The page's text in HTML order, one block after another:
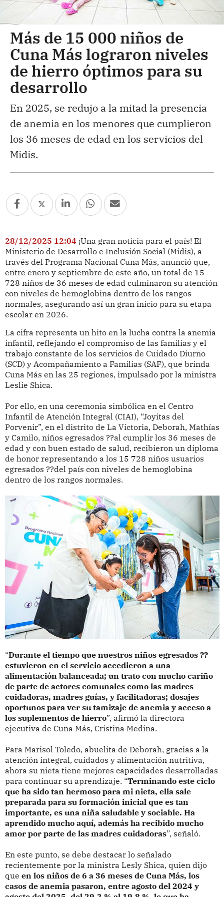
Más de 15 000 niños de
Cuna Más lograron niveles
de hierro óptimos para su
desarrollo
En 2025, se redujo a la mitad la presencia
de anemia en los menores que cumplieron
los 36 meses de edad en los servicios del
Midis.
28/12/2025 12:04 ¡Una gran noticia para el país! El
Ministerio de Desarrollo e Inclusión Social (Midis), a
través del Programa Nacional Cuna Más, anunció que,
entre enero y septiembre de este año, un total de 15
728 niños de 36 meses de edad culminaron su atención
con niveles de hemoglobina dentro de los rangos
normales, asegurando así un gran inicio para su etapa
escolar en 2026.
La cifra representa un hito en la lucha contra la anemia
infantil, reflejando el compromiso de las familias y el
trabajo constante de los servicios de Cuidado Diurno
(SCD) y Acompañamiento a Familias (SAF), que brinda
Cuna Más en las 25 regiones, impulsado por la ministra
Leslie Shica.
Por ello, en una ceremonia simbólica en el Centro
Infantil de Atención Integral (CIAI), “Joyitas del
Porvenir”, en el distrito de La Victoria, Deborah, Mathías
y Camilo, niños egresados ??al cumplir los 36 meses de
edad y con buen estado de salud, recibieron un diploma
de honor representando a los 15 728 niños usuarios
egresados ??del país con niveles de hemoglobina
dentro de los rangos normales.
“Durante el tiempo que nuestros niños egresados ??
estuvieron en el servicio accedieron a una
alimentación balanceada; un trato con mucho cariño
de parte de actores comunales como las madres
cuidadoras, madres guías, y facilitadoras; dosajes
oportunos para ver su tamizaje de anemia y acceso a
los suplementos de hierro”, afirmó la directora
ejecutiva de Cuna Más, Cristina Medina.
Para Marisol Toledo, abuelita de Deborah, gracias a la
atención integral, cuidados y alimentación nutritiva,
ahora su nieta tiene mejores capacidades desarrolladas
para continuar su aprendizaje. “Terminando este ciclo
que ha sido tan hermoso para mi nieta, ella sale
preparada para su formación inicial que es tan
importante, es una niña saludable y sociable. Ha
aprendido mucho aquí, además ha recibido mucho
amor por parte de las madres cuidadoras”, señaló.
En este punto, se debe destacar lo señalado
recientemente por la ministra Lesly Shica, quien dijo
que en los niños de 6 a 36 meses de Cuna Más, los
casos de anemia pasaron, entre agosto del 2024 y